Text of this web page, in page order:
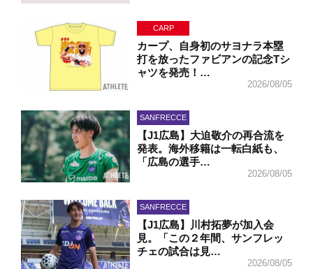
CARP
カープ、自身初のサヨナラ本塁
打を放ったファビアンの記念Tシ
ャツを発売！…
2026/08/05
SANFRECCE
【J1広島】大迫敬介の再合流を
発表。海外移籍は一転白紙も、
「広島の選手…
2026/08/05
SANFRECCE
【J1広島】川村拓夢が加入会
見。「この２年間、サンフレッ
チェの試合は見…
2026/08/05